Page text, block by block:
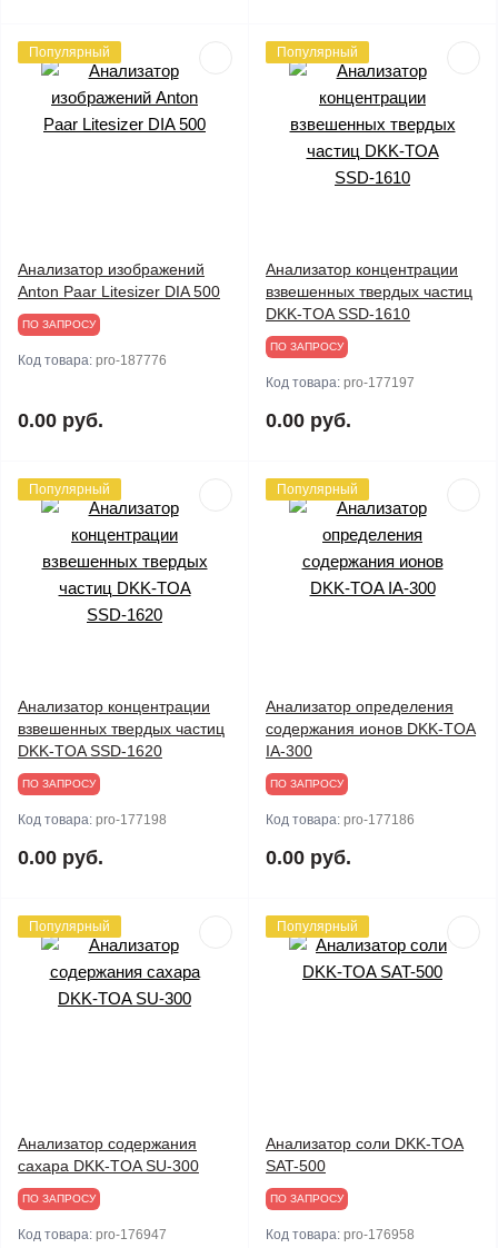
Популярный
Анализатор изображений
Anton Paar Litesizer DIA 500
ПО ЗАПРОСУ
Код товара: pro-187776
0.00 руб.
Популярный
Анализатор концентрации
взвешенных твердых частиц
DKK-TOA SSD-1610
ПО ЗАПРОСУ
Код товара: pro-177197
0.00 руб.
Популярный
Анализатор концентрации
взвешенных твердых частиц
DKK-TOA SSD-1620
ПО ЗАПРОСУ
Код товара: pro-177198
0.00 руб.
Популярный
Анализатор определения
содержания ионов DKK-TOA
IA-300
ПО ЗАПРОСУ
Код товара: pro-177186
0.00 руб.
Популярный
Анализатор содержания
сахара DKK-TOA SU-300
ПО ЗАПРОСУ
Код товара: pro-176947
Популярный
Анализатор соли DKK-TOA
SAT-500
ПО ЗАПРОСУ
Код товара: pro-176958